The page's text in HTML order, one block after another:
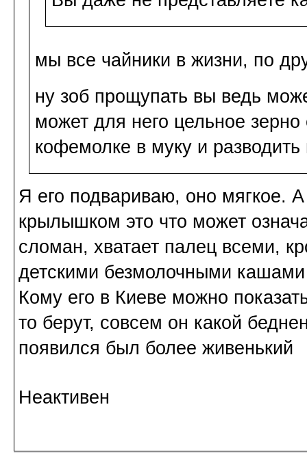
мы все чайники в жизни, по
ну зоб прощупать вы ведь
может для него цельное
кофемолке в муку и
Я его подвариваю, оно мягкое. А
крылышком это что может
сломан, хватает палец всеми,
детскими безмолочными
Кому его в Киеве можно
то берут, совсем он какой
появился был более живенький
Неактивен